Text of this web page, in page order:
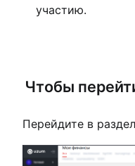
участию.
Чтобы
Перейдите в